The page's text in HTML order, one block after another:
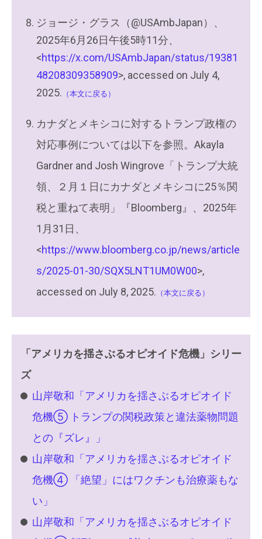
ジョージ・グラス（@USAmbJapan）、
2025年6月26日午後5時11分、
<https://x.com/USAmbJapan/status/19381
48208309358909>, accessed on July 4,
2025. （本文に戻る）
カナダとメキシコに対するトランプ政権の
対応事例については以下を参照。Akayla
Gardner and Josh Wingrove「トランプ大統
領、２月１日にカナダとメキシコに25％関
税と重ねて表明」『Bloomberg』、2025年
1月31日、
<https://www.bloomberg.co.jp/news/article
s/2025-01-30/SQX5LNT1UM0W00>,
accessed on July 8, 2025. （本文に戻る）
「アメリカを揺さぶるオピオイド危機」シリー
ズ
山岸敬和「アメリカを揺さぶるオピオイド
危機⑤ トランプの関税政策と違法薬物問題
との『ズレ』」
山岸敬和「アメリカを揺さぶるオピオイド
危機④ 「絶望」にはワクチンも治療薬もな
い」
山岸敬和「アメリカを揺さぶるオピオイド